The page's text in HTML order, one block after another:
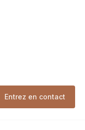
Entrez en contact